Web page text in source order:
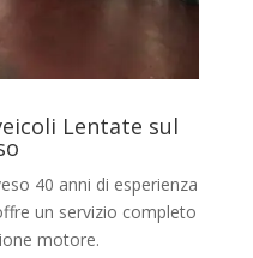
Lentate sul
40 anni di esperienza
un servizio completo
motore.